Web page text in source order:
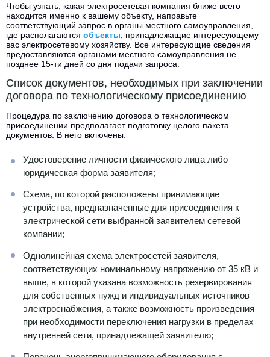
Чтобы узнать, какая электросетевая компания ближе всего
находится именно к вашему объекту, направьте
соответствующий запрос в органы местного самоуправления,
где располагаются объекты , принадлежащие интересующему
вас электросетевому хозяйству. Все интересующие сведения
предоставляются органами местного самоуправления не
позднее 15-ти дней со дня подачи запроса.
Список документов, необходимых при заключении
договора по технологическому присоединению
Процедура по заключению договора о технологическом
присоединении предполагает подготовку целого пакета
документов. В него включены:
Удостоверение личности физического лица либо
юридическая форма заявителя;
Схема, по которой расположены принимающие
устройства, предназначенные для присоединения к
электрической сети выбранной заявителем сетевой
компании;
Однолинейная схема электросетей заявителя,
соответствующих номинальному напряжению от 35 кB и
выше, в которой указана возможность резервирования
для собственных нужд и индивидуальных источников
электроснабжения, а также возможность произведения
при необходимости переключения нагрузки в пределах
внутренней сети, принадлежащей заявителю;